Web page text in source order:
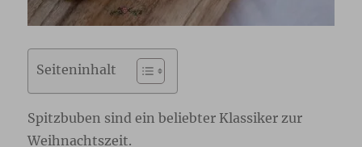
Seiteninhalt
Spitzbuben sind ein beliebter Klassiker zur
Weihnachtszeit.